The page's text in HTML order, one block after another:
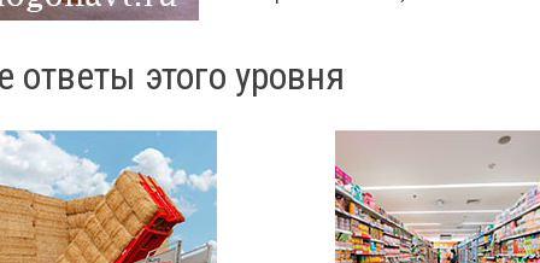
ответы этого уровня